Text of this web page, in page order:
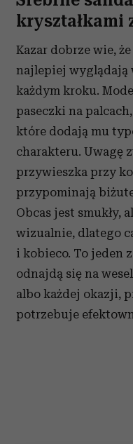
kryształkami
Kazar dobrze wie,
najlepiej wyglądają
każdym kroku.
paseczki na
które dodają mu
charakteru. Uwagę
przywieszka przy
przypominają
Obcas jest smukły,
wizualnie, dlatego
i kobieco. To jeden
odnajdą się na
albo każdej okazji,
potrzebuje